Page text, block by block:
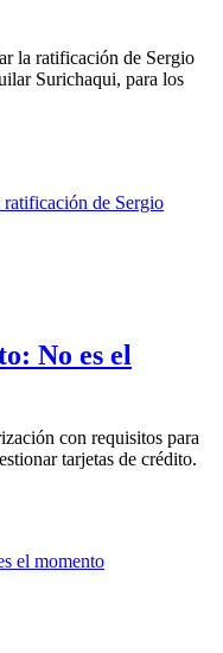
la ratificación de Sergio
Surichaqui, para los
No es el
con requisitos para
tarjetas de crédito.